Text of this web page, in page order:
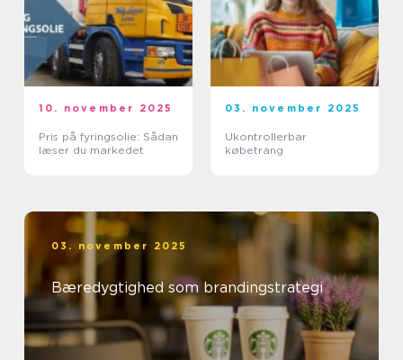
10. november 2025
Pris på fyringsolie: Sådan
læser du markedet
03. november 2025
Ukontrollerbar
købetrang
03. november 2025
Bæredygtighed som brandingstrategi